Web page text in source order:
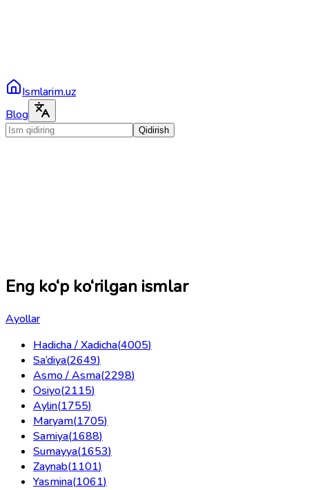
Ismlarim.uz
Blog
Qidirish
Eng ko‘p ko‘rilgan ismlar
Ayollar
Hadicha / Xadicha(4005)
Sa’diya(2649)
Asmo / Asma(2298)
Osiyo(2115)
Aylin(1755)
Maryam(1705)
Samiya(1688)
Sumayya(1653)
Zaynab(1101)
Yasmina(1061)